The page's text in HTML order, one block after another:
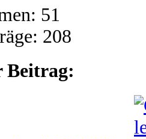
51
208
Beitrag: